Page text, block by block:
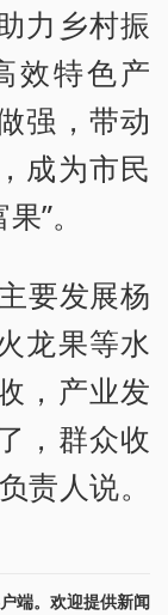
力乡村振
效特色产
强，带动
成为市民
”。
要发展杨
龙果等水
，产业发
，群众收
责人说。
端。欢迎提供新闻